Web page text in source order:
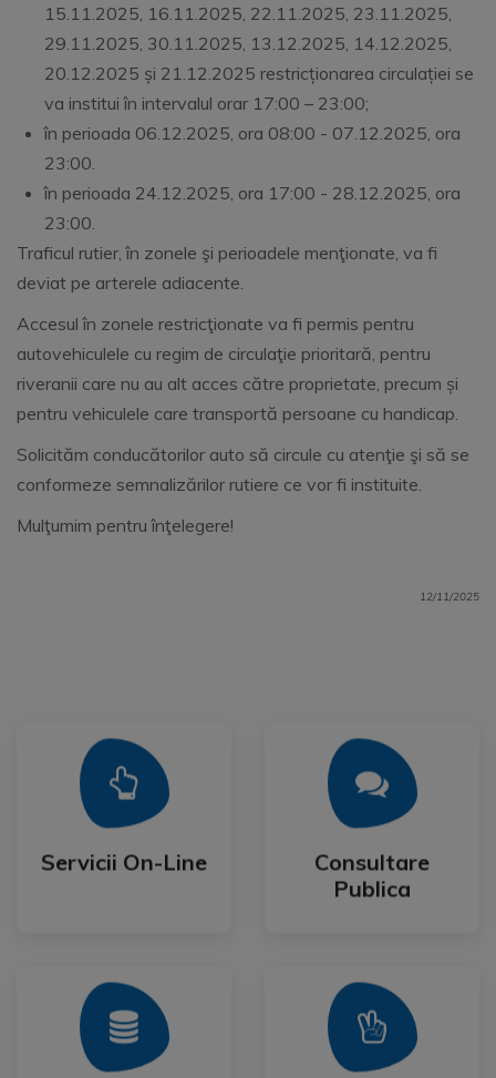
15.11.2025, 16.11.2025, 22.11.2025, 23.11.2025,
29.11.2025, 30.11.2025, 13.12.2025, 14.12.2025,
20.12.2025 și 21.12.2025 restricționarea circulației se
va institui în intervalul orar 17:00 – 23:00;
în perioada 06.12.2025, ora 08:00 - 07.12.2025, ora
23:00.
în perioada 24.12.2025, ora 17:00 - 28.12.2025, ora
23:00.
Traficul rutier, în zonele şi perioadele menţionate, va fi
deviat pe arterele adiacente.
Accesul în zonele restricţionate va fi permis pentru
autovehiculele cu regim de circulaţie prioritară, pentru
riveranii care nu au alt acces către proprietate, precum și
pentru vehiculele care transportă persoane cu handicap.
Solicităm conducătorilor auto să circule cu atenţie şi să se
conformeze semnalizărilor rutiere ce vor fi instituite.
Mulţumim pentru înţelegere!
12/11/2025
Servicii On-Line
Servicii On-Line
Mai Mult
Consultare
Publica
Consultare
Publica
Mai Mult
Mai Mult Mai Mult